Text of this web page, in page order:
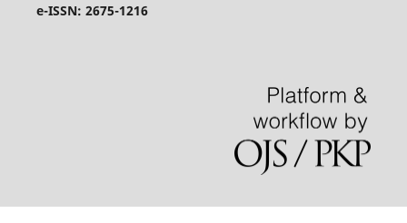
e-ISSN: 2675-1216